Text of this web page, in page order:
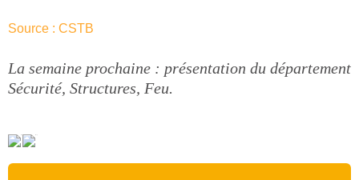
Source : CSTB
La semaine prochaine : présentation du département
Sécurité, Structures, Feu.